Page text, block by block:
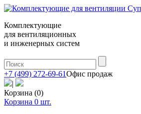
Комплектующие
для вентиляционных
и инженерных систем
+7 (499) 272-69-61Офис продаж
|
Корзина (0)
Корзина 0 шт.